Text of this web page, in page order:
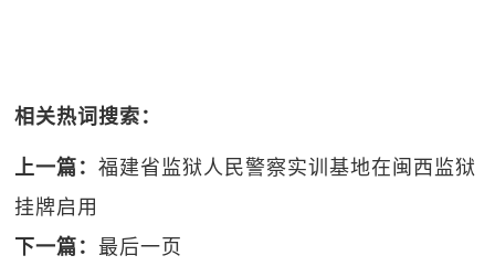
相关热词搜索：
上一篇：福建省监狱人民警察实训基地在闽西监狱
挂牌启用
下一篇：最后一页